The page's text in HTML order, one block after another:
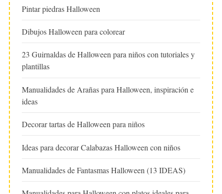
Pintar piedras Halloween
Dibujos Halloween para colorear
23 Guirnaldas de Halloween para niños con tutoriales y
plantillas
Manualidades de Arañas para Halloween, inspiración e
ideas
Decorar tartas de Halloween para niños
Ideas para decorar Calabazas Halloween con niños
Manualidades de Fantasmas Halloween (13 IDEAS)